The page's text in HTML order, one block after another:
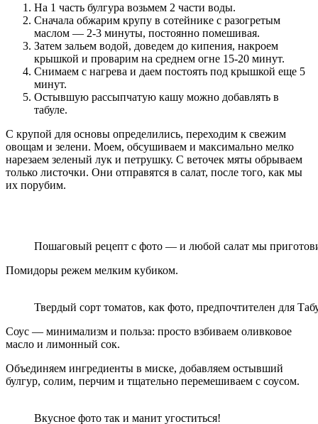
На 1 часть булгура возьмем 2 части воды.
Сначала обжарим крупу в сотейнике с разогретым
маслом — 2-3 минуты, постоянно помешивая.
Затем зальем водой, доведем до кипения, накроем
крышкой и проварим на среднем огне 15-20 минут.
Снимаем с нагрева и даем постоять под крышкой еще 5
минут.
Остывшую рассыпчатую кашу можно добавлять в
табуле.
С крупой для основы определились, переходим к свежим
овощам и зелени. Моем, обсушиваем и максимально мелко
нарезаем зеленый лук и петрушку. С веточек мяты обрываем
только листочки. Они отправятся в салат, после того, как мы
их порубим.
Пошаговый рецепт с фото — и любой салат мы
Помидоры режем мелким кубиком.
Твердый сорт томатов, как фото, предпочтителен для
Соус — минимализм и польза: просто взбиваем оливковое
масло и лимонный сок.
Объединяем ингредиенты в миске, добавляем остывший
булгур, солим, перчим и тщательно перемешиваем с соусом.
Вкусное фото так и манит угоститься!